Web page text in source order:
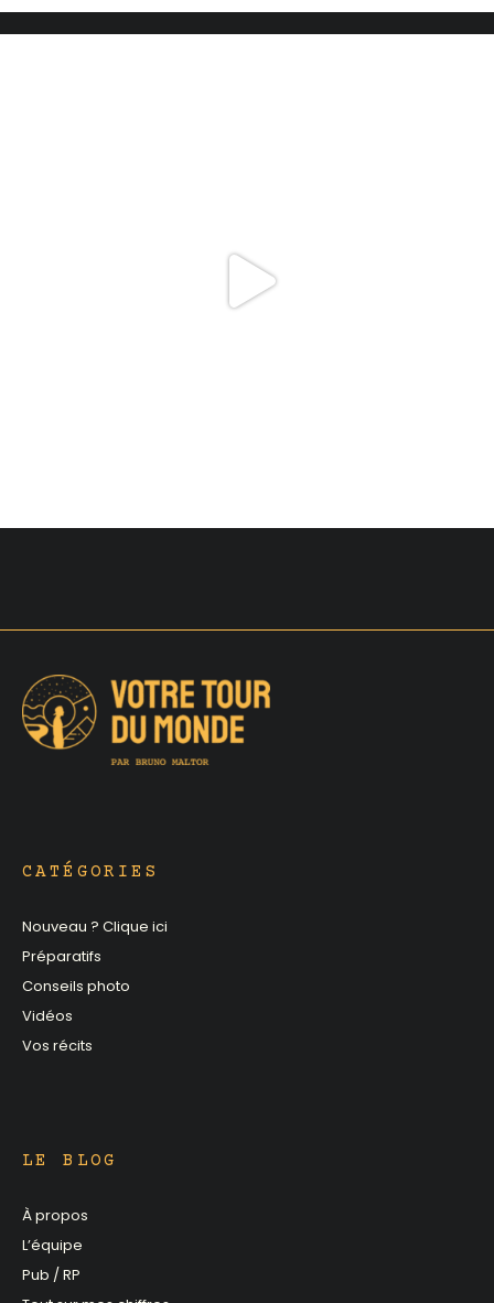
CATÉGORIES
Nouveau ? Clique ici
Préparatifs
Conseils photo
Vidéos
Vos récits
LE BLOG
À propos
L’équipe
Pub / RP